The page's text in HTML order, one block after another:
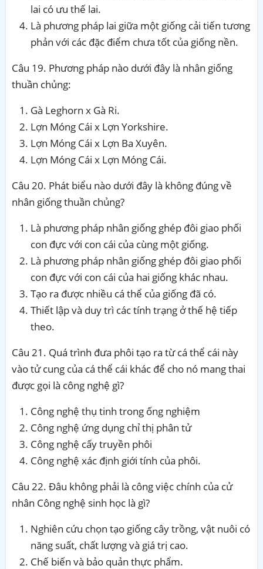
lai có ưu thế lai.
Là phương pháp lai giữa một giống cải tiến tương
phản với các đặc điểm chưa tốt của giống nền.
Câu 19. Phương pháp nào dưới đây là nhân giống
thuần chủng:
Gà Leghorn x Gà Ri.
Lợn Móng Cái x Lợn Yorkshire.
Lợn Móng Cái x Lợn Ba Xuyên.
Lợn Móng Cái x Lợn Móng Cái.
Câu 20. Phát biểu nào dưới đây là không đúng về
nhân giống thuần chủng?
Là phương pháp nhân giống ghép đôi giao phối
con đực với con cái của cùng một giống.
Là phương pháp nhân giống ghép đôi giao phối
con đực với con cái của hai giống khác nhau.
Tạo ra được nhiều cá thể của giống đã có.
Thiết lập và duy trì các tính trạng ở thế hệ tiếp
theo.
Câu 21. Quá trình đưa phôi tạo ra từ cá thể cái này
vào tử cung của cá thể cái khác để cho nó mang thai
được gọi là công nghệ gì?
Công nghệ thụ tinh trong ống nghiệm
Công nghệ ứng dụng chỉ thị phân tử
Công nghệ cấy truyền phôi
Công nghệ xác định giới tính của phôi.
Câu 22. Đâu không phải là công việc chính của cử
nhân Công nghệ sinh học là gì?
Nghiên cứu chọn tạo giống cây trồng, vật nuôi có
năng suất, chất lượng và giá trị cao.
Chế biến và bảo quản thực phẩm.